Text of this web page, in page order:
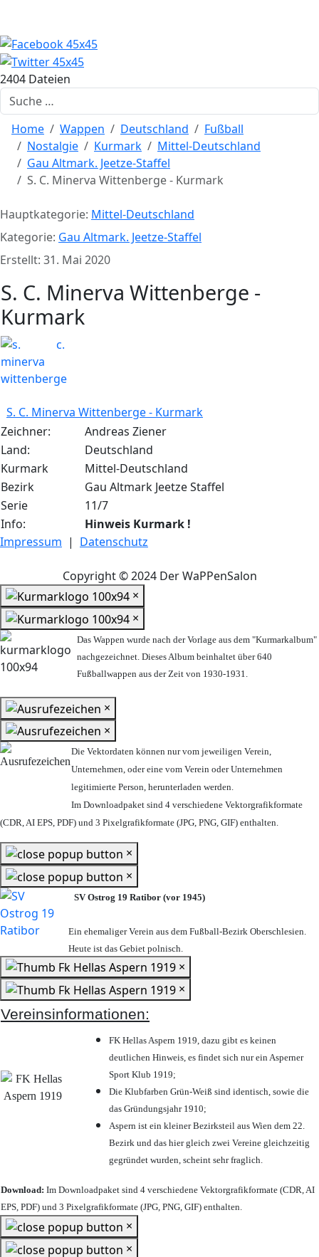
2404 Dateien
Suchen
Home Wappen Deutschland
Fußball
Nostalgie
Kurmark
Mittel-Deutschland
Gau Altmark. Jeetze-Staffel
S. C. Minerva Wittenberge - Kurmark
Hauptkategorie: Mittel-Deutschland
Kategorie: Gau Altmark. Jeetze-Staffel
Erstellt: 31. Mai 2020
S. C. Minerva Wittenberge -
Kurmark
S. C. Minerva Wittenberge - Kurmark
Zeichner:
Andreas Ziener
Land:
Deutschland
Kurmark
Mittel-Deutschland
Bezirk
Gau Altmark Jeetze Staffel
Serie
11/7
Info:
Hinweis Kurmark !
Impressum | Datenschutz
Copyright © 2024 Der WaPPenSalon
×
×
Das Wappen wurde nach der Vorlage aus dem "Kurmarkalbum"
nachgezeichnet. Dieses Album beinhaltet über 640
Fußballwappen aus der Zeit von 1930-1931.
×
×
Die Vektordaten können nur vom jeweiligen Verein,
Unternehmen, oder eine vom Verein oder Unternehmen
legitimierte Person, herunterladen werden.
Im Downloadpaket sind 4 verschiedene Vektorgrafikformate
(CDR, AI EPS, PDF) und 3 Pixelgrafikformate (JPG, PNG, GIF) enthalten.
×
×
SV Ostrog 19 Ratibor (vor 1945)
Ein ehemaliger Verein aus dem Fußball-Bezirk Oberschlesien.
Heute ist das Gebiet polnisch.
×
×
Vereinsinformationen:
FK Hellas Aspern 1919, dazu gibt es keinen
deutlichen Hinweis, es findet sich nur ein Asperner
Sport Klub 1919;
Die Klubfarben Grün-Weiß sind identisch, sowie die
das Gründungsjahr 1910;
Aspern ist ein kleiner Bezirksteil aus Wien dem 22.
Bezirk und das hier gleich zwei Vereine gleichzeitig
gegründet wurden, scheint sehr fraglich.
Download: Im Downloadpaket sind 4 verschiedene Vektorgrafikformate (CDR, AI
EPS, PDF) und 3 Pixelgrafikformate (JPG, PNG, GIF) enthalten.
×
×